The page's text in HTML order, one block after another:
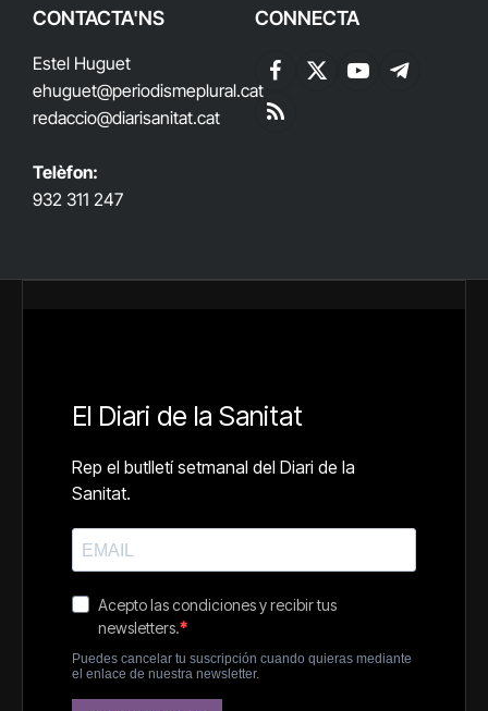
CONTACTA'NS
Estel Huguet
ehuguet@periodismeplural.cat
redaccio@diarisanitat.cat
Telèfon:
932 311 247
CONNECTA
Facebook
X
YouTubeTelegram
RSS